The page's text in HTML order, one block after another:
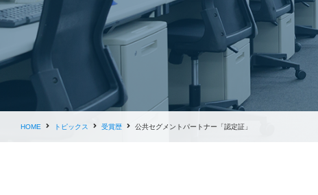
HOME トピックス 受賞歴 公共セグメントパートナー「認定証」